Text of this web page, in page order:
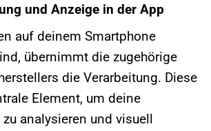
und Anzeige in der App
auf deinem Smartphone
übernimmt die zugehörige
die Verarbeitung. Diese
Element, um deine
analysieren und visuell